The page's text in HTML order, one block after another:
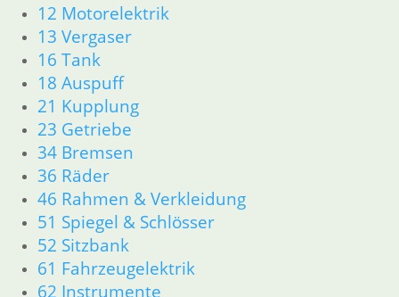
12 Motorelektrik
13 Vergaser
16 Tank
18 Auspuff
21 Kupplung
23 Getriebe
34 Bremsen
36 Räder
46 Rahmen & Verkleidung
51 Spiegel & Schlösser
52 Sitzbank
61 Fahrzeugelektrik
62 Instrumente
Dichtungen
Kolben/Kolbenringe
Zylinderkopf
12 Motorelektrik
13 Vergaser
16 Tank
18 Auspuff
21 Kupplung
23 Getriebe
26 Kardanwelle
31 Telegabel
32 Lenkung
33 Antrieb
34 Bremsen